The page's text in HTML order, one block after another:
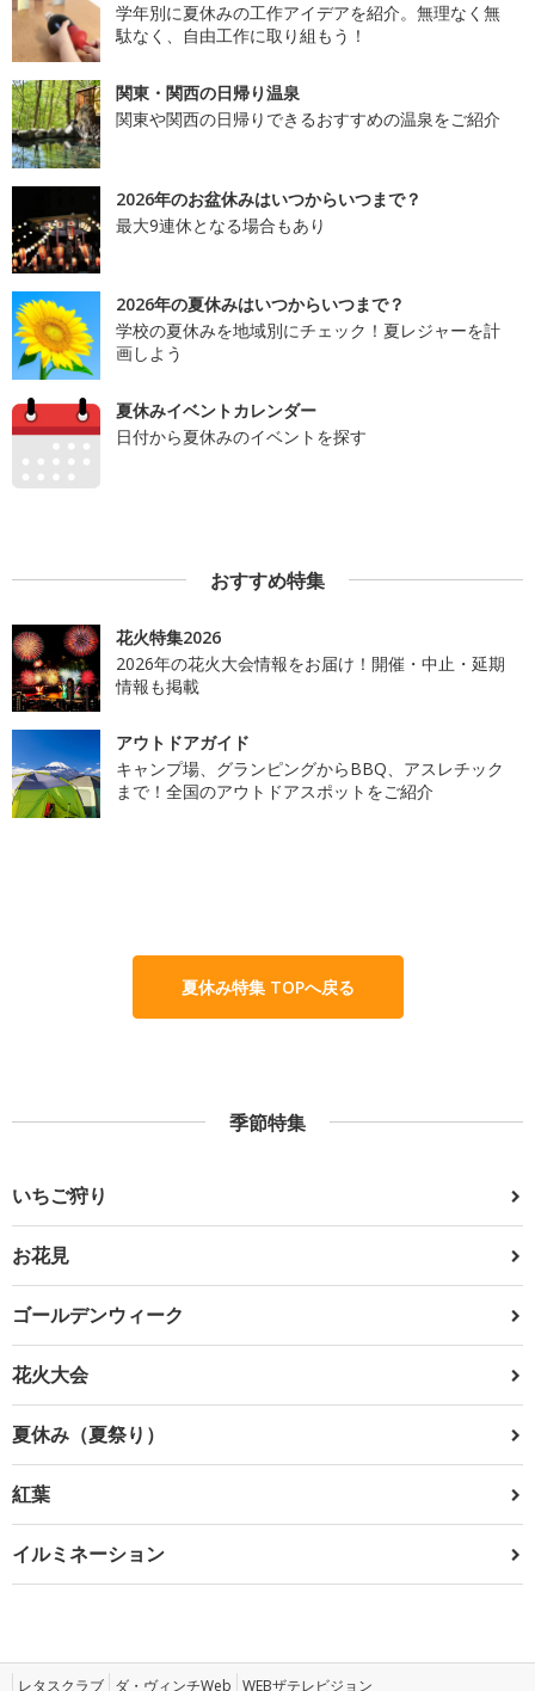
学年別に夏休みの工作アイデアを紹介。無理なく無
駄なく、自由工作に取り組もう！
関東・関西の日帰り温泉
関東や関西の日帰りできるおすすめの温泉をご紹介
2026年のお盆休みはいつからいつまで？
最大9連休となる場合もあり
2026年の夏休みはいつからいつまで？
学校の夏休みを地域別にチェック！夏レジャーを計
画しよう
夏休みイベントカレンダー
日付から夏休みのイベントを探す
おすすめ特集
花火特集2026
2026年の花火大会情報をお届け！開催・中止・延期
情報も掲載
アウトドアガイド
キャンプ場、グランピングからBBQ、アスレチック
まで！全国のアウトドアスポットをご紹介
夏休み特集 TOPへ戻る
季節特集
いちご狩り
お花見
ゴールデンウィーク
花火大会
夏休み（夏祭り）
紅葉
イルミネーション
レタスクラブ ダ・ヴィンチWeb WEBザテレビジョン